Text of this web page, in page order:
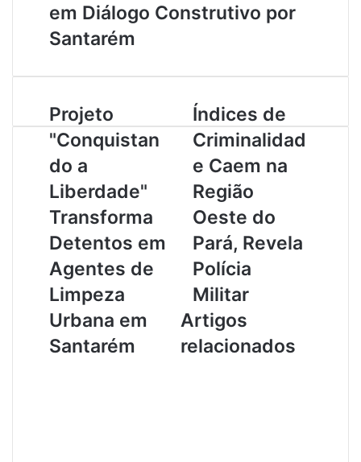
em Diálogo Construtivo por
Santarém
P
r
j
e
t
o
C
o
n
u
i
s
Projeto
"Conquistan
do a
Liberdade"
Transforma
Detentos em
Agentes de
Limpeza
Urbana em
Santarém
Í
n
d
c
e
s
d
e
C
r
i
n
Índices de
Criminalidad
e Caem na
Região
Oeste do
Pará, Revela
Polícia
Militar
Artigos
relacionados